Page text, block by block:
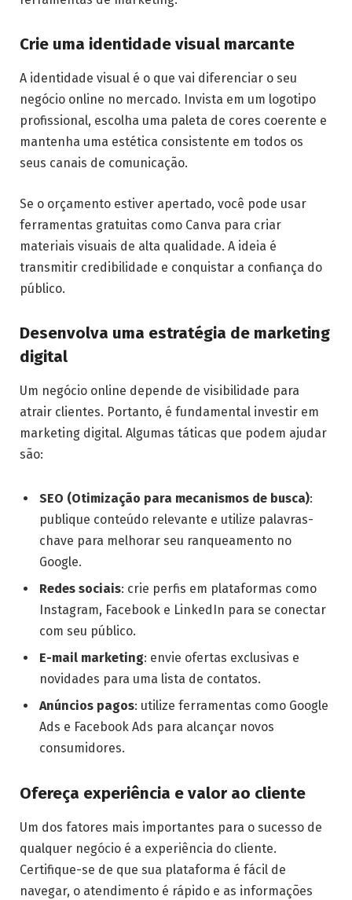
Crie uma identidade visual marcante
A identidade visual é o que vai diferenciar o seu
negócio online no mercado. Invista em um logotipo
profissional, escolha uma paleta de cores coerente e
mantenha uma estética consistente em todos os
seus canais de comunicação.
Se o orçamento estiver apertado, você pode usar
ferramentas gratuitas como Canva para criar
materiais visuais de alta qualidade. A ideia é
transmitir credibilidade e conquistar a confiança do
público.
Desenvolva uma estratégia de marketing
digital
Um negócio online depende de visibilidade para
atrair clientes. Portanto, é fundamental investir em
marketing digital. Algumas táticas que podem ajudar
são:
SEO (Otimização para mecanismos de busca):
publique conteúdo relevante e utilize palavras-
chave para melhorar seu ranqueamento no
Google.
Redes sociais: crie perfis em plataformas como
Instagram, Facebook e LinkedIn para se conectar
com seu público.
E-mail marketing: envie ofertas exclusivas e
novidades para uma lista de contatos.
Anúncios pagos: utilize ferramentas como Google
Ads e Facebook Ads para alcançar novos
consumidores.
Ofereça experiência e valor ao cliente
Um dos fatores mais importantes para o sucesso de
qualquer negócio é a experiência do cliente.
Certifique-se de que sua plataforma é fácil de
navegar, o atendimento é rápido e as informações